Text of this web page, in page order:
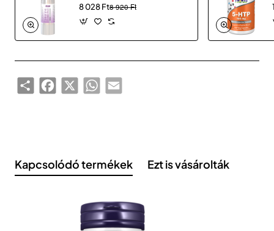
8 028 Ft8 920 Ft
ShareFacebook
X WhatsAppEmail
Kapcsolódó termékek Ezt is vásárolták